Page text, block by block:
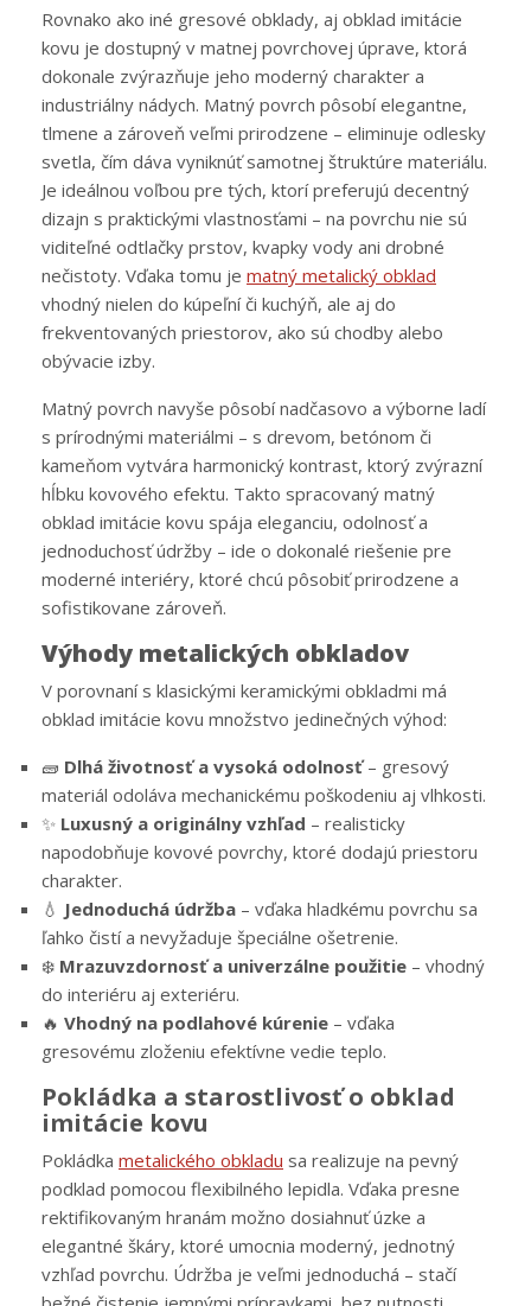
Rovnako ako iné gresové obklady, aj obklad imitácie
kovu je dostupný v matnej povrchovej úprave, ktorá
dokonale zvýrazňuje jeho moderný charakter a
industriálny nádych. Matný povrch pôsobí elegantne,
tlmene a zároveň veľmi prirodzene – eliminuje odlesky
svetla, čím dáva vyniknúť samotnej štruktúre materiálu.
Je ideálnou voľbou pre tých, ktorí preferujú decentný
dizajn s praktickými vlastnosťami – na povrchu nie sú
viditeľné odtlačky prstov, kvapky vody ani drobné
nečistoty. Vďaka tomu je matný metalický obklad
vhodný nielen do kúpeľní či kuchýň, ale aj do
frekventovaných priestorov, ako sú chodby alebo
obývacie izby.
Matný povrch navyše pôsobí nadčasovo a výborne ladí
s prírodnými materiálmi – s drevom, betónom či
kameňom vytvára harmonický kontrast, ktorý zvýrazní
hĺbku kovového efektu. Takto spracovaný matný
obklad imitácie kovu spája eleganciu, odolnosť a
jednoduchosť údržby – ide o dokonalé riešenie pre
moderné interiéry, ktoré chcú pôsobiť prirodzene a
sofistikovane zároveň.
Výhody metalických obkladov
V porovnaní s klasickými keramickými obkladmi má
obklad imitácie kovu množstvo jedinečných výhod:
🧱 Dlhá životnosť a vysoká odolnosť– gresový
materiál odoláva mechanickému poškodeniu aj vlhkosti.
✨ Luxusný a originálny vzhľad – realisticky
napodobňuje kovové povrchy, ktoré dodajú priestoru
charakter.
💧 Jednoduchá údržba – vďaka hladkému povrchu sa
ľahko čistí a nevyžaduje špeciálne ošetrenie.
❄️ Mrazuvzdornosť a univerzálne použitie – vhodný
do interiéru aj exteriéru.
🔥 Vhodný na podlahové kúrenie – vďaka
gresovému zloženiu efektívne vedie teplo.
Pokládka a starostlivosť o obklad
imitácie kovu
Pokládka metalického obkladu sa realizuje na pevný
podklad pomocou flexibilného lepidla. Vďaka presne
rektifikovaným hranám možno dosiahnuť úzke a
elegantné škáry, ktoré umocnia moderný, jednotný
vzhľad povrchu. Údržba je veľmi jednoduchá – stačí